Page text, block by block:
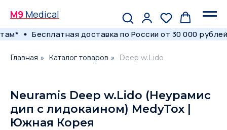
M9 Medical
Бесплатная доставка по России от 30 000 рублей
Главная » Каталог товаров » Deep w.Lido
Neuramis Deep w.Lido (Неурамис
дип с лидокаином) MedyTox |
Южная Корея